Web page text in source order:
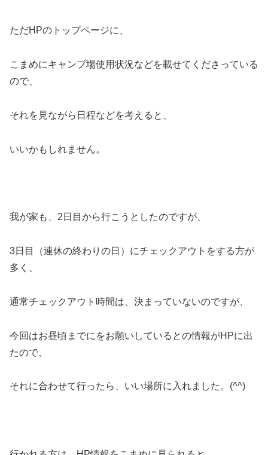
ただHPのトップページに、
こまめにキャンプ場使用状況などを載せてくださっている
ので、
それを見ながら日程などを考えると、
いいかもしれません。
我が家も、2日目から行こうとしたのですが、
3日目（連休の終わりの日）にチェックアウトをする方が
多く、
通常チェックアウト時間は、決まっていないのですが、
今回はお昼頃までにをお願いしているとの情報がHPに出
たので、
それに合わせて行ったら、いい場所に入れました。(^^)